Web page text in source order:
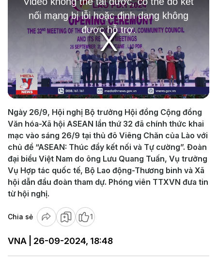
Play
Video
window.nối mạng bị lỗi hoặc định dạng không
được hỗ trợ.
Ngày 26/9, Hội nghị Bộ trưởng Hội đồng Cộng đồng
Văn hóa-Xã hội ASEAN lần thứ 32 đã chính thức khai
mạc vào sáng 26/9 tại thủ đô Viêng Chăn của Lào với
chủ đề “ASEAN: Thúc đẩy kết nối và Tự cường”. Đoàn
đại biểu Việt Nam do ông Lưu Quang Tuấn, Vụ trưởng
Vụ Hợp tác quốc tế, Bộ Lao động-Thương binh và Xã
hội dẫn đầu đoàn tham dự. Phóng viên TTXVN đưa tin
từ hội nghị.
Chia sẻ 1
VNA | 26-09-2024, 18:48